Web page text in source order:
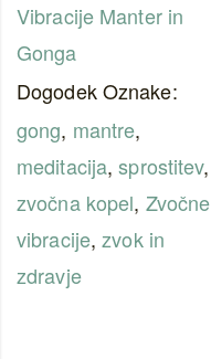
Vibracije Manter in
Gonga
Dogodek Oznake:
gong, mantre,
meditacija,sprostitev,
zvočna kopel, Zvočne
vibracije,zvok in
zdravje